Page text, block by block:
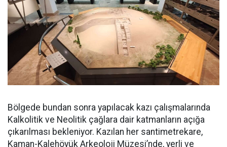
Bölgede bundan sonra yapılacak kazı çalışmalarında
Kalkolitik ve Neolitik çağlara dair katmanların açığa
çıkarılması bekleniyor. Kazılan her santimetrekare,
Kaman-Kalehöyük Arkeoloji Müzesi’nde, yerli ve